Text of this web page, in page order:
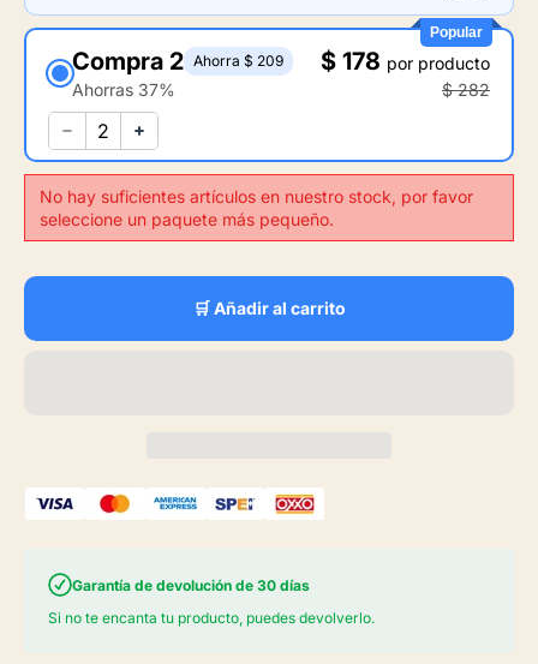
Popular
Compra 2 Ahorra $ 209
Ahorras 37%
$ 178 por producto
$ 282
No hay suficientes artículos en nuestro stock, por favor
seleccione un paquete más pequeño.
🛒 Añadir al carrito
Garantía de devolución de 30 días
Si no te encanta tu producto, puedes devolverlo.